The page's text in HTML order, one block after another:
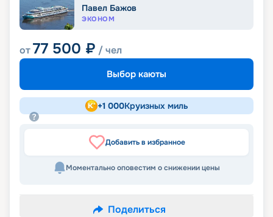
Павел Бажов
ЭКОНОМ
от77 500 ₽ / чел
Выбор каюты
+1 000Круизных миль
Добавить в избранное
Моментально оповестим о снижении цены
Поделиться